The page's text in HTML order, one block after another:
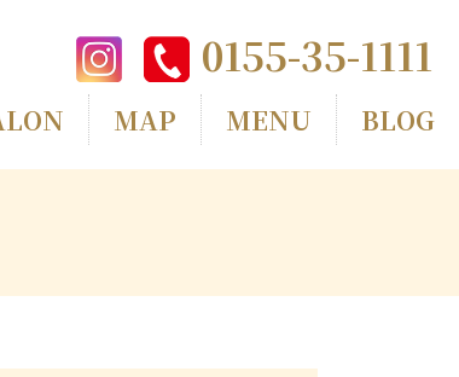
0155-35-1111
MAP MENU BLOG